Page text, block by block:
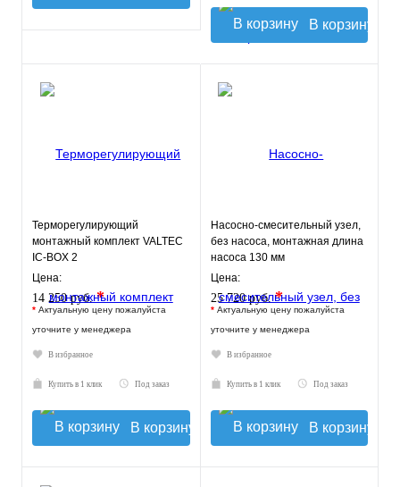
В корзину
Терморегулирующий
монтажный комплект VALTEC
IC-BOX 2
Цена:
14 250 руб.*
* Актуальную цену пожалуйста
уточните у менеджера
В избранное
Купить в 1 клик Под заказ
В корзину
Насосно-смесительный узел,
без насоса, монтажная длина
насоса 130 мм
VT.TECHNOMIX.0.130
Цена:
25 720 руб.*
* Актуальную цену пожалуйста
уточните у менеджера
В избранное
Купить в 1 клик Под заказ
В корзину